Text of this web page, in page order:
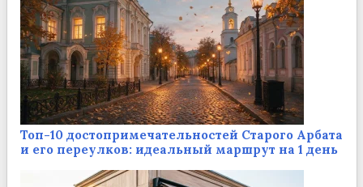
Топ-10 достопримечательностей Старого Арбата
и его переулков: идеальный маршрут на 1 день